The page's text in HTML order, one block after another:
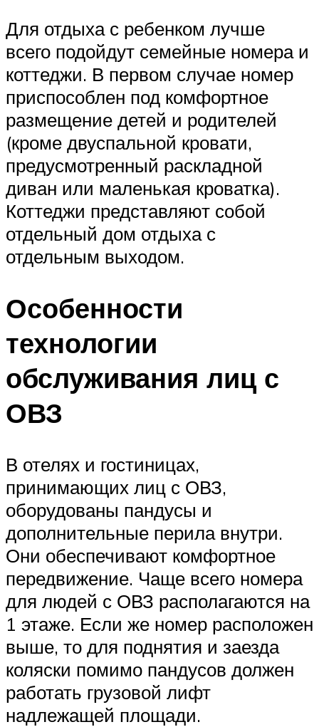
Для отдыха с ребенком лучше
всего подойдут семейные номера и
коттеджи. В первом случае номер
приспособлен под комфортное
размещение детей и родителей
(кроме двуспальной кровати,
предусмотренный раскладной
диван или маленькая кроватка).
Коттеджи представляют собой
отдельный дом отдыха с
отдельным выходом.
Особенности
технологии
обслуживания лиц с
ОВЗ
В отелях и гостиницах,
принимающих лиц с ОВЗ,
оборудованы пандусы и
дополнительные перила внутри.
Они обеспечивают комфортное
передвижение. Чаще всего номера
для людей с ОВЗ располагаются на
1 этаже. Если же номер расположен
выше, то для поднятия и заезда
коляски помимо пандусов должен
работать грузовой лифт
надлежащей площади.